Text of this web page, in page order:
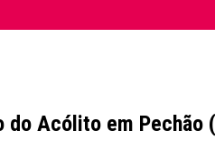
do Acólito em